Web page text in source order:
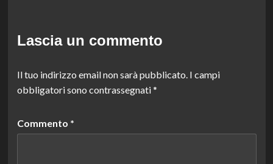
Lascia un commento
Il tuo indirizzo email non sarà pubblicato. I campi
obbligatori sono contrassegnati*
Commento *